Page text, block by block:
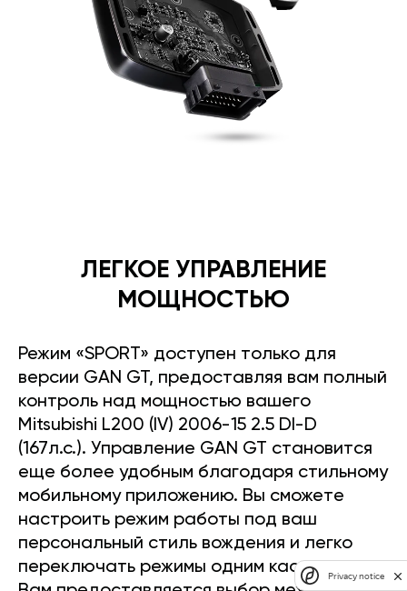
ЛЕГКОЕ УПРАВЛЕНИЕ
МОЩНОСТЬЮ
Режим «SPORT» доступен только для
версии GAN GT, предоставляя вам полный
контроль над мощностью вашего
Mitsubishi L200 (IV) 2006-15 2.5 DI-D
(167л.с.). Управление GAN GT становится
еще более удобным благодаря стильному
мобильному приложению. Вы сможете
настроить режим работы под ваш
персональный стиль вождения и легко
переключать режимы одним касанием.Privacy notice